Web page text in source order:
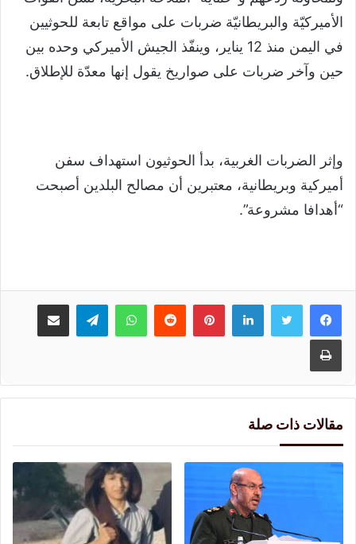
الأميركيّة والبريطانيّة ضربات على مواقع تابعة للحوثيين
في اليمن منذ 12 يناير، وينفّذ الجيش الأميركي وحده بين
حين وآخر ضربات على صواريخ يقول إنها معدّة للإطلاق.
وإثر الضربات الغربية، بدأ الحوثيون استهداف سفن
أميركية وبريطانية، معتبرين أن مصالح البلدين أصبحت
“أهدافا مشروعة”.
لينكدإنبينتيريست واتسابتيلقرام مشاركة عبر البريد
طباعة
مقالات ذات صلة